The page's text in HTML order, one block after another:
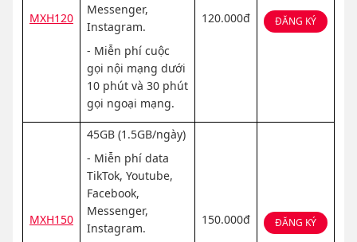
MXH120
Messenger,
Instagram.
- Miễn phí cuộc
gọi nội mạng dưới
10 phút và 30 phút
gọi ngoại mạng.
120.000đ ĐĂNG KÝ
MXH150
45GB (1.5GB/ngày)
- Miễn phí data
TikTok, Youtube,
Facebook,
Messenger,
Instagram.
150.000đ ĐĂNG KÝ